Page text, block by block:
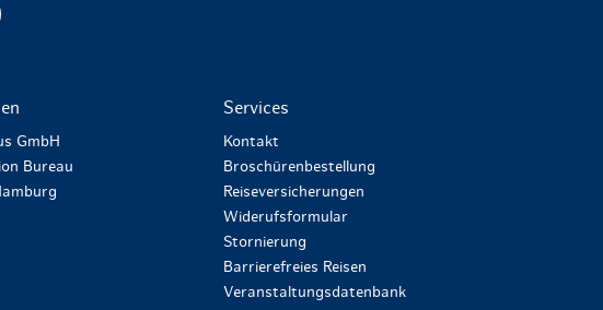
GmbH
Bureau
Services
Kontakt
Broschürenbestellung
Reiseversicherungen
Widerufsformular
Stornierung
Barrierefreies Reisen
Veranstaltungsdatenbank